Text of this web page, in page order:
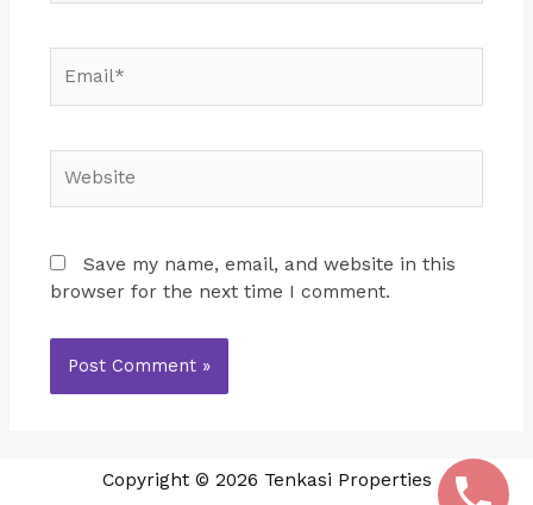
Save my name, email, and website in this
browser for the next time I comment.
Copyright © 2026 Tenkasi Properties